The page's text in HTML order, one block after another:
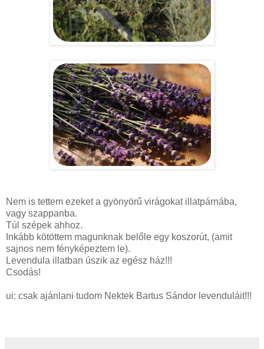
Nem is tettem ezeket a gyönyörű virágokat illatpárnába,
vagy szappanba.
Túl szépek ahhoz.
Inkább kötöttem magunknak belőle egy koszorút, (amit
sajnos nem fényképeztem le).
Levendula illatban úszik az egész ház!!!
Csodás!
ui: csak ajánlani tudom Nektek Bartus Sándor levenduláit!!!